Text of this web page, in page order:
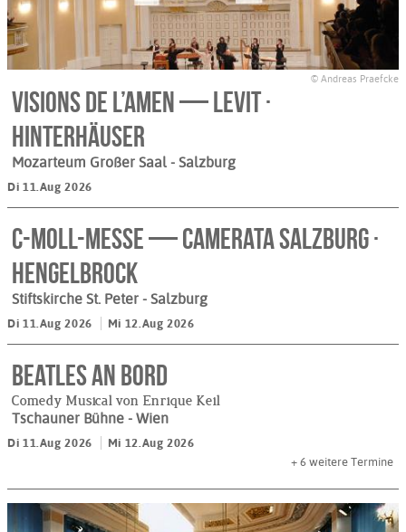
© Andreas Praefcke
Visions de l’Amen — Levit ·
Hinterhäuser
Mozarteum Großer Saal - Salzburg
Di 11.Aug 2026
c-Moll-Messe — Camerata Salzburg ·
Hengelbrock
Stiftskirche St. Peter - Salzburg
Di 11.Aug 2026 Mi 12.Aug 2026
BEATLES AN BORD
Comedy Musical von Enrique Keil
Tschauner Bühne - Wien
Di 11.Aug 2026
Mi 12.Aug 2026
+ 6 weitere Termine